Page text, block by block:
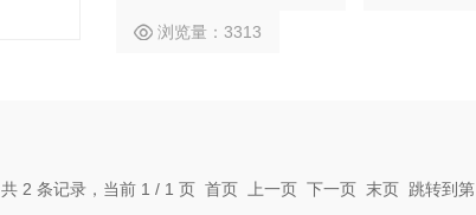
浏览量：3313
共 2 条记录，当前 1 / 1 页 首页 上一页 下一页 末页 跳转到第